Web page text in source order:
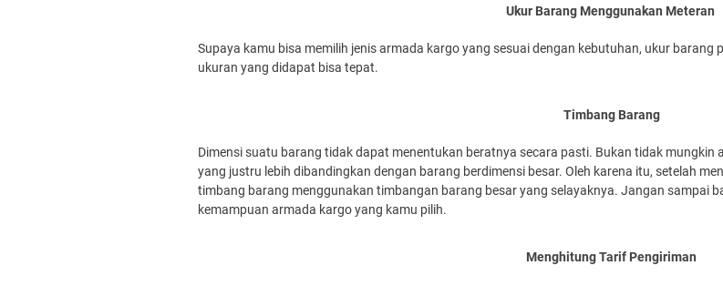
Ukur Barang Menggunakan Meteran
Supaya kamu bisa memilih jenis armada kargo yang sesuai dengan kebutuhan, ukur
ukuran yang didapat bisa tepat.
Timbang Barang
Dimensi suatu barang tidak dapat menentukan beratnya secara pasti. Bukan tidak mungkin
yang justru lebih dibandingkan dengan barang berdimensi besar. Oleh karena itu, setelah
timbang barang menggunakan timbangan barang besar yang selayaknya. Jangan sampai
kemampuan armada kargo yang kamu pilih.
Menghitung Tarif Pengiriman